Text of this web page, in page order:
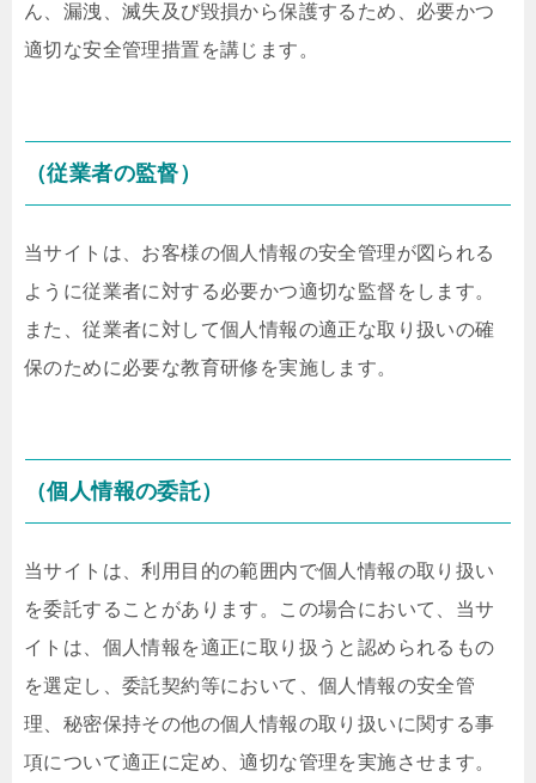
ん、漏洩、滅失及び毀損から保護するため、必要かつ
適切な安全管理措置を講じます。
（従業者の監督）
当サイトは、お客様の個人情報の安全管理が図られる
ように従業者に対する必要かつ適切な監督をします。
また、従業者に対して個人情報の適正な取り扱いの確
保のために必要な教育研修を実施します。
（個人情報の委託）
当サイトは、利用目的の範囲内で個人情報の取り扱い
を委託することがあります。この場合において、当サ
イトは、個人情報を適正に取り扱うと認められるもの
を選定し、委託契約等において、個人情報の安全管
理、秘密保持その他の個人情報の取り扱いに関する事
項について適正に定め、適切な管理を実施させます。